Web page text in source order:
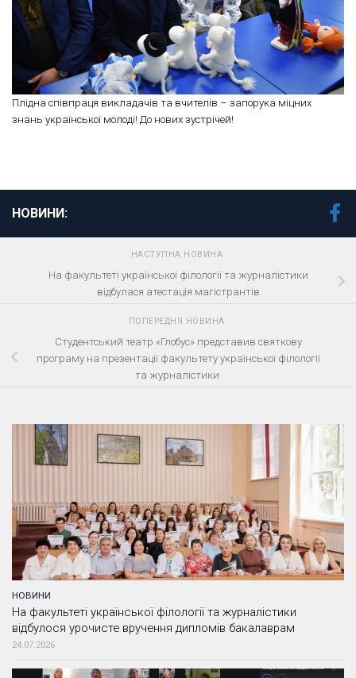
Плідна співпраця викладачів та вчителів – запорука міцних
знань української молоді! До нових зустрічей!
НОВИНИ:
НАСТУПНА НОВИНА
На факультеті української філології та журналістики
відбулася атестація магістрантів
ПОПЕРЕДНЯ НОВИНА
Студентський театр «Глобус» представив святкову
програму на презентації факультету української філології
та журналістики
НОВИНИ
На факультеті української філології та журналістики
відбулося урочисте вручення дипломів бакалаврам
24.07.2026